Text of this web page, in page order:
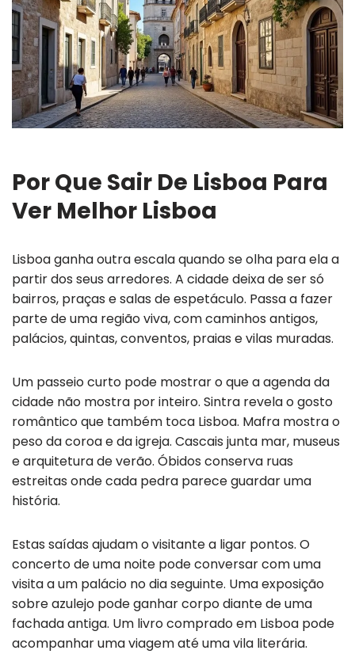
Por Que Sair De Lisboa Para
Ver Melhor Lisboa
Lisboa ganha outra escala quando se olha para ela a
partir dos seus arredores. A cidade deixa de ser só
bairros, praças e salas de espetáculo. Passa a fazer
parte de uma região viva, com caminhos antigos,
palácios, quintas, conventos, praias e vilas muradas.
Um passeio curto pode mostrar o que a agenda da
cidade não mostra por inteiro. Sintra revela o gosto
romântico que também toca Lisboa. Mafra mostra o
peso da coroa e da igreja. Cascais junta mar, museus
e arquitetura de verão. Óbidos conserva ruas
estreitas onde cada pedra parece guardar uma
história.
Estas saídas ajudam o visitante a ligar pontos. O
concerto de uma noite pode conversar com uma
visita a um palácio no dia seguinte. Uma exposição
sobre azulejo pode ganhar corpo diante de uma
fachada antiga. Um livro comprado em Lisboa pode
acompanhar uma viagem até uma vila literária.